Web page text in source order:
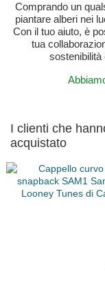
Comprando un
piantare alberi nei
Con il tuo aiuto, è
tua
sostenibilità
I clienti che
acquistato